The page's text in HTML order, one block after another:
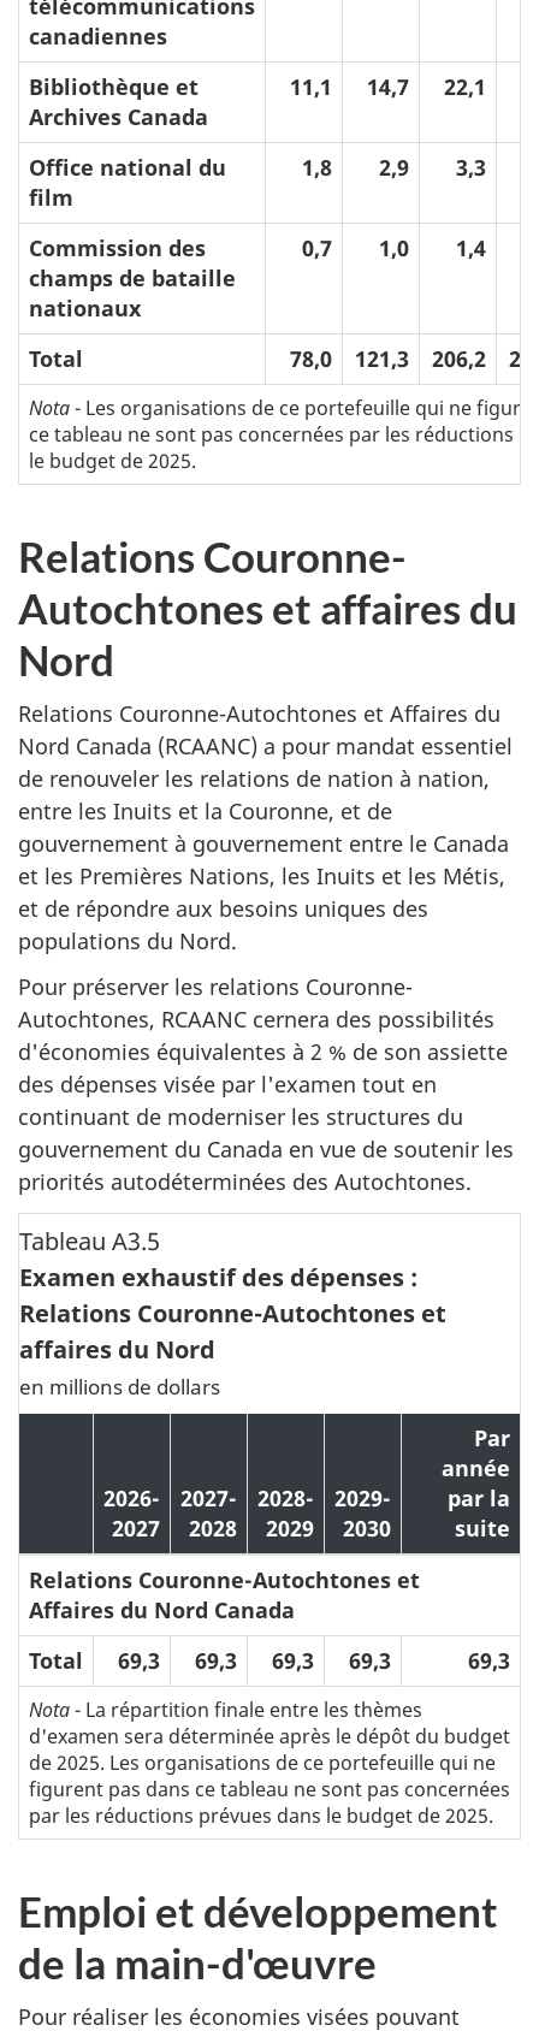
télécommunications
canadiennes
Bibliothèque et
Archives Canada
11,1 14,7 22,1
Office national du
film
1,8 2,9 3,3
Commission des
champs de bataille
nationaux
0,7 1,0 1,4
Total 78,0 121,3 206,2
Nota- Les organisations de ce portefeuille qui ne
ce tableau ne sont pas concernées par les réductions
le budget de 2025.
Relations Couronne-
Autochtones et affaires du
Nord
Relations Couronne-Autochtones et Affaires du
Nord Canada (RCAANC) a pour mandat essentiel
de renouveler les relations de nation à nation,
entre les Inuits et la Couronne, et de
gouvernement à gouvernement entre le Canada
et les Premières Nations, les Inuits et les Métis,
et de répondre aux besoins uniques des
populations du Nord.
Pour préserver les relations Couronne-
Autochtones, RCAANC cernera des possibilités
d'économies équivalentes à 2 % de son assiette
des dépenses visée par l'examen tout en
continuant de moderniser les structures du
gouvernement du Canada en vue de soutenir les
priorités autodéterminées des Autochtones.
Tableau A3.5
Examen exhaustif des dépenses :
Relations Couronne-Autochtones et
affaires du Nord
en millions de dollars
2026-
2027
2027-
2028
2028-
2029
2029-
2030
Par
année
par la
suite
Relations Couronne-Autochtones et
Affaires du Nord Canada
Total
69,3 69,3 69,3 69,3 69,3
Nota- La répartition finale entre les thèmes
d'examen sera déterminée après le dépôt du budget
de 2025. Les organisations de ce portefeuille qui ne
figurent pas dans ce tableau ne sont pas concernées
par les réductions prévues dans le budget de 2025.
Emploi et développement
de la main-d'œuvre
Pour réaliser les économies visées pouvant